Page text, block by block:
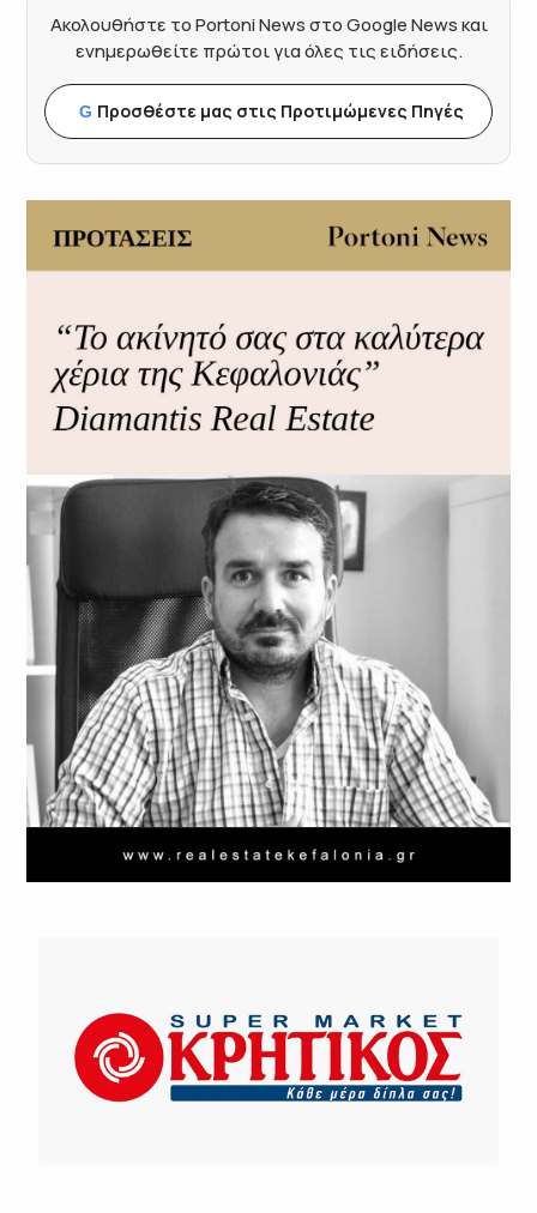
Ακολουθήστε το Portoni News στο Google News και
ενημερωθείτε πρώτοι για όλες τις ειδήσεις.
G Προσθέστε μας στις Προτιμώμενες Πηγές